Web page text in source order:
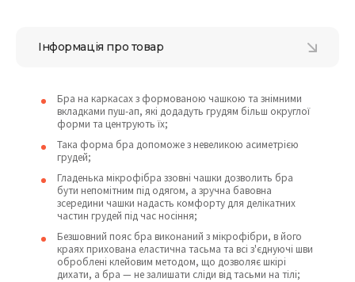
Інформація про товар
Бра на каркасах з формованою чашкою та знімними
вкладками пуш-ап, які додадуть грудям більш округлої
форми та центрують їх;
Така форма бра допоможе з невеликою асиметрією
грудей;
Гладенька мікрофібра ззовні чашки дозволить бра
бути непомітним під одягом, а зручна бавовна
зсередини чашки надасть комфорту для делікатних
частин грудей під час носіння;
Безшовний пояс бра виконаний з мікрофібри, в його
краях прихована еластична тасьма та всі з'єднуючі шви
оброблені клейовим методом, що дозволяє шкірі
дихати, а бра — не залишати сліди від тасьми на тілі;